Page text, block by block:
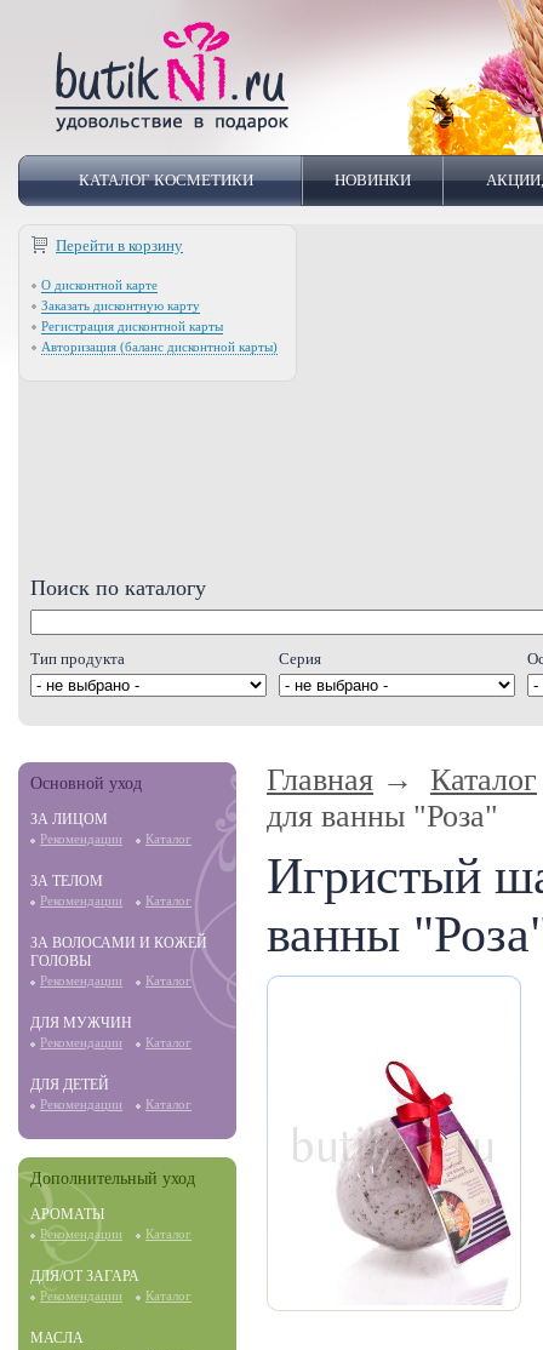
КАТАЛОГ КОСМЕТИКИ НОВИНКИ
Перейти в корзину
О дисконтной карте
Заказать дисконтную карту
Регистрация дисконтной карты
Авторизация (баланс дисконтной карты)
Поиск по каталогу
Тип продукта Серия
Основной уход
ЗА ЛИЦОМ
Рекомендации Каталог
ЗА ТЕЛОМ
Рекомендации Каталог
ЗА ВОЛОСАМИ И КОЖЕЙ
ГОЛОВЫ
Рекомендации Каталог
ДЛЯ МУЖЧИН
Рекомендации Каталог
ДЛЯ ДЕТЕЙ
Рекомендации Каталог
Дополнительный уход
АРОМАТЫ
Рекомендации Каталог
ДЛЯ/ОТ ЗАГАРА
Рекомендации Каталог
МАСЛА
Главная → Каталог
для ванны "Роза"
Игристый
ванны